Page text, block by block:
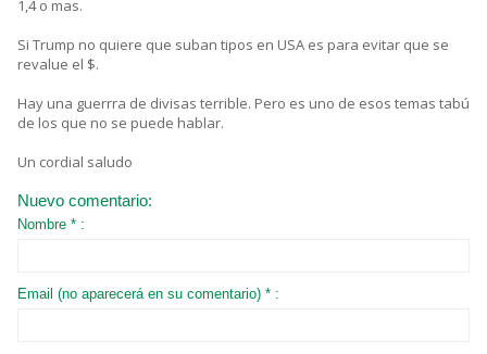
1,4 o mas.
Si Trump no quiere que suban tipos en USA es para evitar que se
revalue el $.
Hay una guerrra de divisas terrible. Pero es uno de esos temas tabú
de los que no se puede hablar.
Un cordial saludo
Nuevo comentario:
Nombre * :
Email (no aparecerá en su comentario) * :